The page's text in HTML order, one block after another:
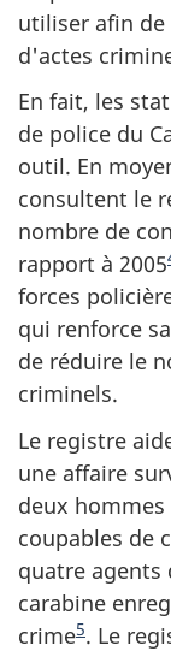
utiliser afin
d'actes
En fait, les
de police du
outil. En
consultent le
nombre de
rapport à 2005
forces
qui renforce
de réduire le
criminels.
Le registre
une affaire
deux
coupables de
quatre agents
carabine
crime5. Le